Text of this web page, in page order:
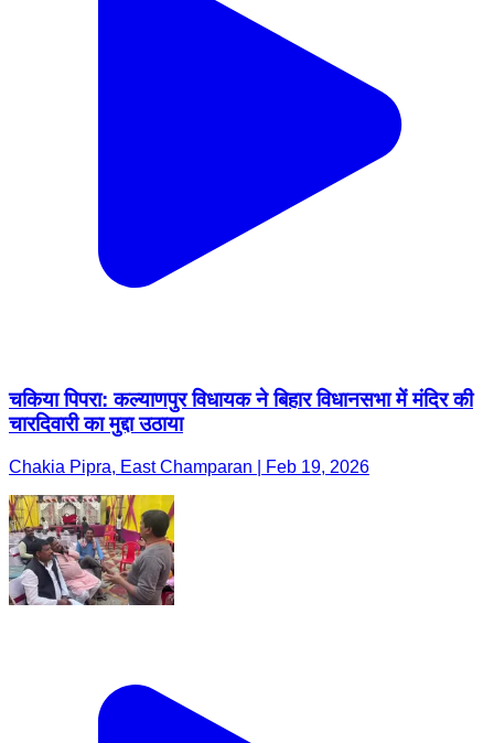
चकिया पिपरा: कल्याणपुर विधायक ने बिहार विधानसभा में मंदिर की
चारदिवारी का मुद्दा उठाया
Chakia Pipra, East Champaran | Feb 19, 2026